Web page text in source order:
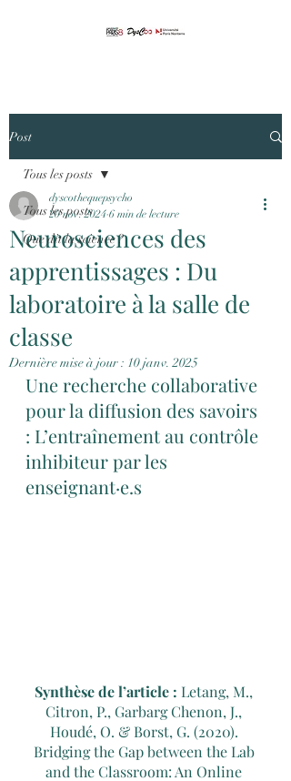
Post
Tous les posts
Que dit la science ?
Tous les posts
Neurosciences des
apprentissages : Du
laboratoire à la salle de
classe
dyscothequepsycho
20 nov. 2024 6 min de lecture
Dernière mise à jour : 10 janv. 2025
Une recherche collaborative
pour la diffusion des savoirs
: L’entraînement au contrôle
inhibiteur par les
enseignant·e.s
Synthèse de l’article : Letang, M.,
Citron, P., Garbarg Chenon, J.,
Houdé, O. & Borst, G. (2020).
Bridging the Gap between the Lab
and the Classroom: An Online